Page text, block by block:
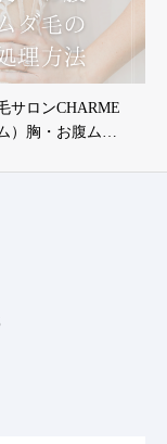
サロンCHARME
）胸・お腹ム…